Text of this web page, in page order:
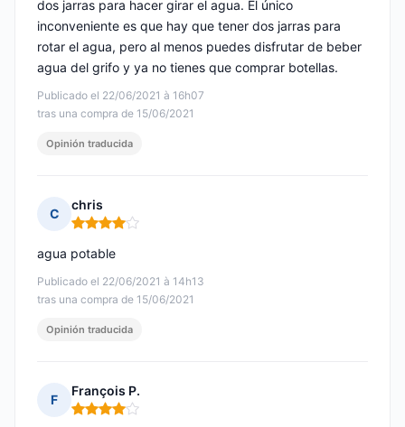
Publicado el 22/06/2021 à 16h07
tras una compra de 15/06/2021
dos jarras para hacer girar el agua. El único
inconveniente es que hay que tener dos jarras para
rotar el agua, pero al menos puedes disfrutar de beber
agua del grifo y ya no tienes que comprar botellas.
Opinión traducida
C
chris
Nota: 4 de 5
Publicado el 22/06/2021 à 14h13
tras una compra de 15/06/2021
agua potable
Opinión traducida
F
François P.
Nota: 4 de 5